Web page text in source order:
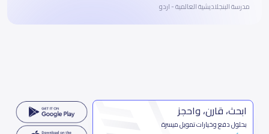
مدرسة البنجلاديشية العالمية - اردو
ابحث، قارن، واحجز
بحلول دفع وخيارات تمويل ميسرة